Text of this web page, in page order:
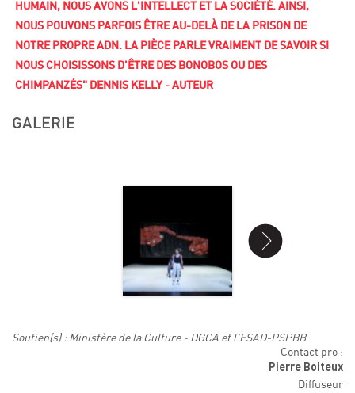
HUMAIN, NOUS AVONS L'INTELLECT ET LA SOCIÉTÉ. AINSI,
NOUS POUVONS PARFOIS ÊTRE AU-DELÀ DE LA PRISON DE
NOTRE PROPRE ADN. LA PIÈCE PARLE VRAIMENT DE SAVOIR SI
NOUS CHOISISSONS D'ÊTRE DES BONOBOS OU DES
CHIMPANZÉS" DENNIS KELLY - AUTEUR
GALERIE
Soutien(s) : Ministère de la Culture - DGCA et l'ESAD-PSPBB
Contact pro :
Pierre Boiteux
Diffuseur